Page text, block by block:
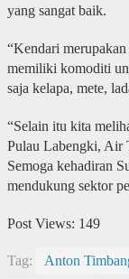
yang sangat baik.
“Kendari
memiliki komoditi
saja kelapa, mete,
“Selain itu kita
Pulau Labengki, Air
Semoga kehadiran
mendukung sektor
Post Views: 149
Tag: Anton